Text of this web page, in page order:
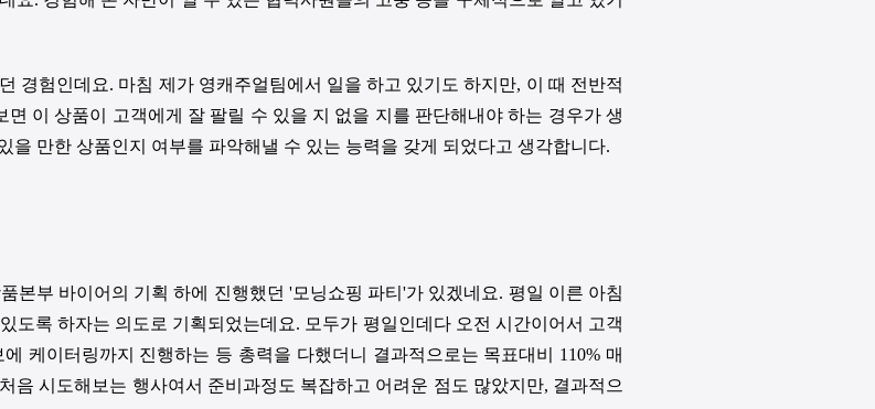
경험인데요. 마침 제가 영캐주얼팀에서 일을 하고 있기도 하지만, 이 때 전반적
면 이 상품이 고객에게 잘 팔릴 수 있을 지 없을 지를 판단해내야 하는 경우가 생
만한 상품인지 여부를 파악해낼 수 있는 능력을 갖게 되었다고 생각합니다.
본부 바이어의 기획 하에 진행했던 '모닝쇼핑 파티'가 있겠네요. 평일 이른 아침
도록 하자는 의도로 기획되었는데요. 모두가 평일인데다 오전 시간이어서 고객
케이터링까지 진행하는 등 총력을 다했더니 결과적으로는 목표대비 110% 매
처음 시도해보는 행사여서 준비과정도 복잡하고 어려운 점도 많았지만, 결과적으